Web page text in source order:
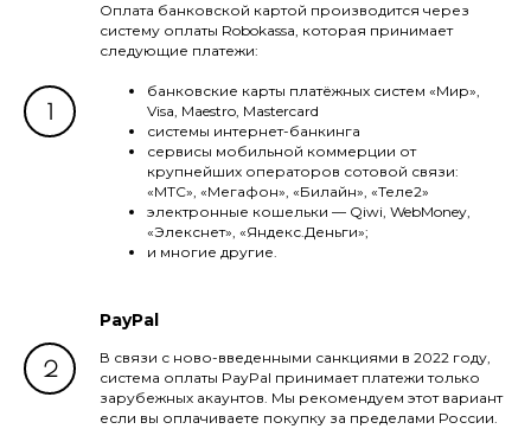
Оплата банковской картой производится через
систему оплаты Robokassa, которая принимает
следующие платежи:
банковские карты платёжных систем «Мир»,
Visa, Maestro, Mastercard
системы интернет-банкинга
сервисы мобильной коммерции от
крупнейших операторов сотовой связи:
«МТС», «Мегафон», «Билайн», «Теле2»
электронные кошельки — Qiwi, WebMoney,
«Элекснет», «Яндекс.Деньги»;
и многие другие.
PayPal
В связи с ново-введенными санкциями в 2022 году,
система оплаты PayPal принимает платежи только
зарубежных акаунтов. Мы рекомендуем этот вариант
если вы оплачиваете покупку за пределами России.